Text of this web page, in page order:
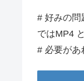
# 好みの問
ではMP4
# 必要があ